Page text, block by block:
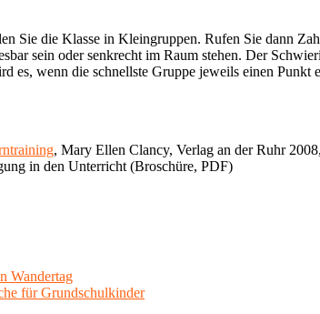
Sie die Klasse in Kleingruppen. Rufen Sie dann
sein oder senkrecht im Raum stehen. Der
es, wenn die schnellste Gruppe jeweils einen
, Mary Ellen Clancy, Verlag an der Ruhr
in den Unterricht (Broschüre, PDF)
Wandertag
für Grundschulkinder